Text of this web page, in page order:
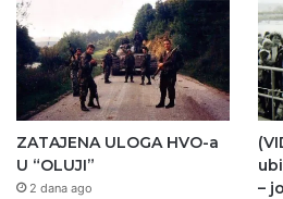
ZATAJENA ULOGA HVO-a
U “OLUJI”
2 dana ago
–